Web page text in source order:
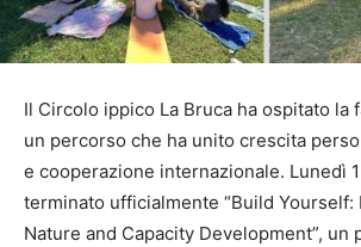
Il Circolo ippico La Bruca ha ospitato la
un percorso che ha unito crescita
e cooperazione internazionale. Lunedì
terminato ufficialmente “Build Yourself:
Nature and Capacity Development”, un